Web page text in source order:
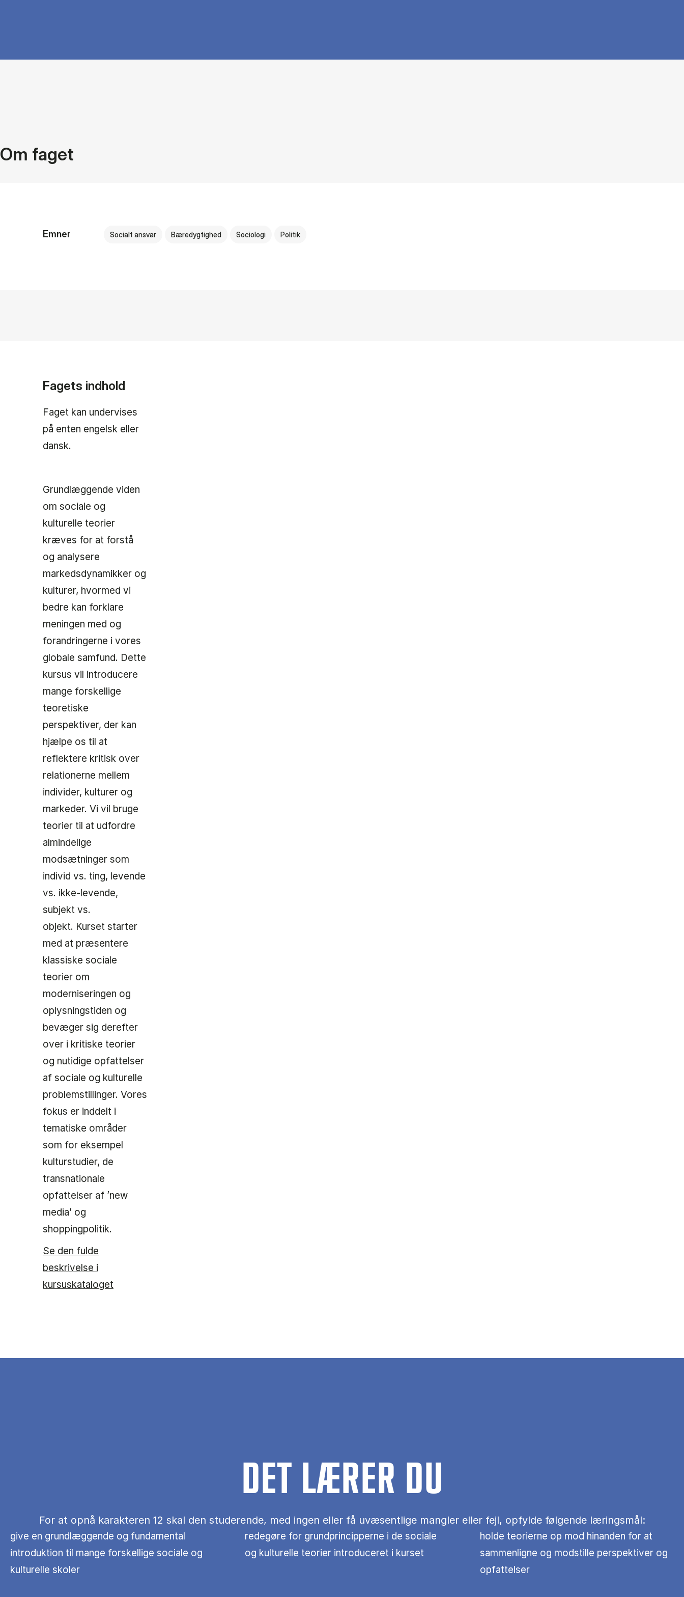
Om faget
Emner Socialt ansvar Bæredygtighed Sociologi Politik
Fagets indhold
Faget kan undervises
på enten engelsk eller
dansk.
Grundlæggende viden
om sociale og
kulturelle teorier
kræves for at forstå
og analysere
markedsdynamikker og
kulturer, hvormed vi
bedre kan forklare
meningen med og
forandringerne i vores
globale samfund. Dette
kursus vil introducere
mange forskellige
teoretiske
perspektiver, der kan
hjælpe os til at
reflektere kritisk over
relationerne mellem
individer, kulturer og
markeder. Vi vil bruge
teorier til at udfordre
almindelige
modsætninger som
individ vs. ting, levende
vs. ikke-levende,
subjekt vs.
objekt. Kurset starter
med at præsentere
klassiske sociale
teorier om
moderniseringen og
oplysningstiden og
bevæger sig derefter
over i kritiske teorier
og nutidige opfattelser
af sociale og kulturelle
problemstillinger. Vores
fokus er inddelt i
tematiske områder
som for eksempel
kulturstudier, de
transnationale
opfattelser af ’new
media’ og
shoppingpolitik.
Se den fulde
beskrivelse i
kursuskataloget
DET LÆRER DU
For at opnå karakteren 12 skal den studerende, med ingen eller få uvæsentlige mangler eller fejl, opfylde følgende læringsmål:
give en grundlæggende og fundamental
introduktion til mange forskellige sociale og
kulturelle skoler
redegøre for grundprincipperne i de sociale
og kulturelle teorier introduceret i kurset
holde teorierne op mod hinanden for at
sammenligne og modstille perspektiver og
opfattelser